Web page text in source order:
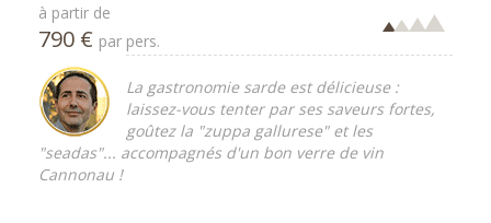
à partir de
790 € par pers.
La gastronomie sarde est délicieuse :
laissez-vous tenter par ses saveurs fortes,
goûtez la "zuppa gallurese" et les
"seadas"... accompagnés d'un bon verre de vin
Cannonau !